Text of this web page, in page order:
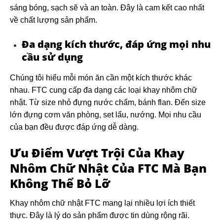
sáng bóng, sạch sẽ và an toàn. Đây là cam kết cao nhất
về chất lượng sản phẩm.
Đa dạng kích thước, đáp ứng mọi nhu
cầu sử dụng
Chúng tôi hiểu mỗi món ăn cần một kích thước khác
nhau. FTC cung cấp đa dạng các loại khay nhôm chữ
nhật. Từ size nhỏ đựng nước chấm, bánh flan. Đến size
lớn đựng cơm văn phòng, set lẩu, nướng. Mọi nhu cầu
của bạn đều được đáp ứng dễ dàng.
Ưu Điểm Vượt Trội Của Khay
Nhôm Chữ Nhật Của FTC Mà Bạn
Không Thể Bỏ Lỡ
Khay nhôm chữ nhật FTC mang lại nhiều lợi ích thiết
thực. Đây là lý do sản phẩm được tin dùng rộng rãi.